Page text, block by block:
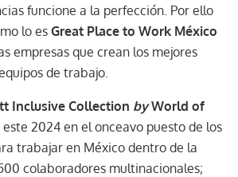
funcione a la perfección. Por ello
lo esGreat Place to Work México
empresas que crean los mejores
de trabajo.
Inclusive Collection byWorld of
2024 en el onceavo puesto de los
trabajar en México dentro de la
colaboradores multinacionales;